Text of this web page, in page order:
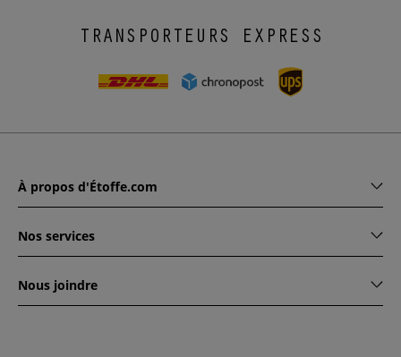
TRANSPORTEURS EXPRESS
À propos d'Étoffe.com
Nos services
Nous joindre